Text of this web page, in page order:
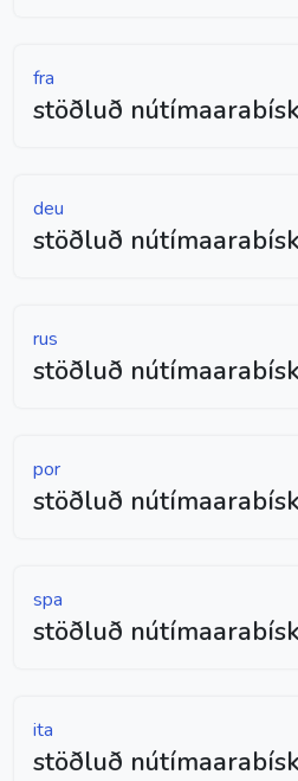
fra
stöðluð
deu
stöðluð
rus
stöðluð
por
stöðluð
spa
stöðluð
ita
stöðluð